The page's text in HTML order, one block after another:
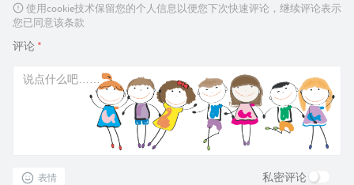
使用cookie技术保留您的个人信息以便您下次快速评论，继续评论表示
您已同意该条款
评论 *
表情 私密评论